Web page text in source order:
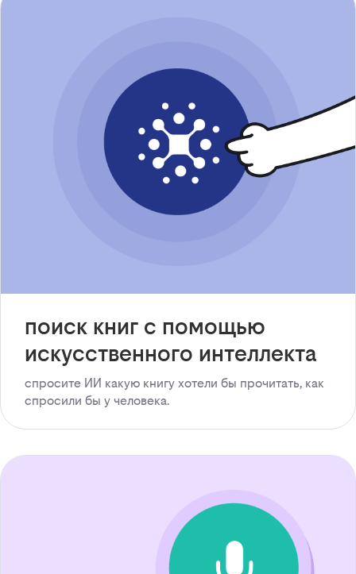
поиск книг с помощью
искусственного интеллекта
спросите ИИ какую книгу хотели бы прочитать, как
спросили бы у человека.